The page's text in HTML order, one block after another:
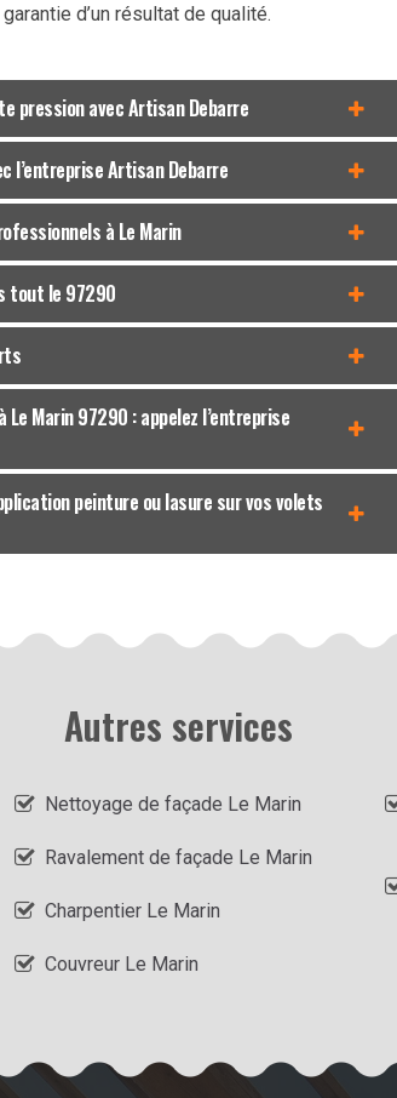
d’un résultat de qualité.
pression avec Artisan Debarre
l’entreprise Artisan Debarre
à Le Marin
tout le 97290
Marin 97290 : appelez l’entreprise
peinture ou lasure sur vos volets
Autres services
Nettoyage de façade Le Marin
Ravalement de façade Le Marin
Charpentier Le Marin
Couvreur Le Marin